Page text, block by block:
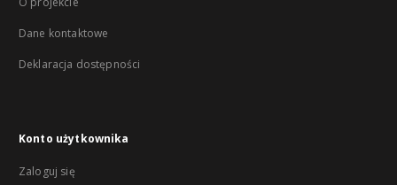
Dane kontaktowe
Deklaracja dostępności
Konto użytkownika
Zaloguj się